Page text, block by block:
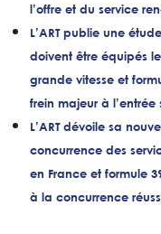
l’offre et du service
L’ART publie une
doivent être équipés
grande vitesse et
frein majeur à
L’ART dévoile sa
concurrence des
en France et formule
à la concurrence